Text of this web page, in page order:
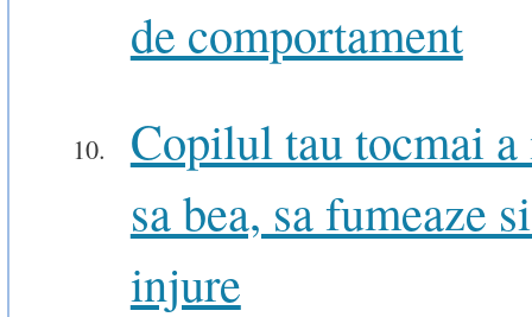
de comportament
Copilul tau tocmai a
sa bea, sa fumeaze
injure